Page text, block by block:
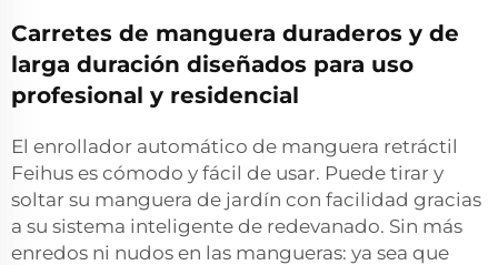
Carretes de manguera duraderos y de
larga duración diseñados para uso
profesional y residencial
El enrollador automático de manguera retráctil
Feihus es cómodo y fácil de usar. Puede tirar y
soltar su manguera de jardín con facilidad gracias
a su sistema inteligente de redevanado. Sin más
enredos ni nudos en las mangueras: ya sea que